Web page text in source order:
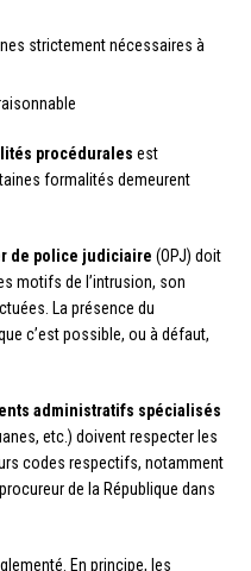
strictement nécessaires à
procédurales est
formalités demeurent
de police judiciaire (OPJ) doit
motifs de l’intrusion, son
La présence du
c’est possible, ou à défaut,
administratifs spécialisés
etc.) doivent respecter les
codes respectifs, notamment
de la République dans
En principe, les